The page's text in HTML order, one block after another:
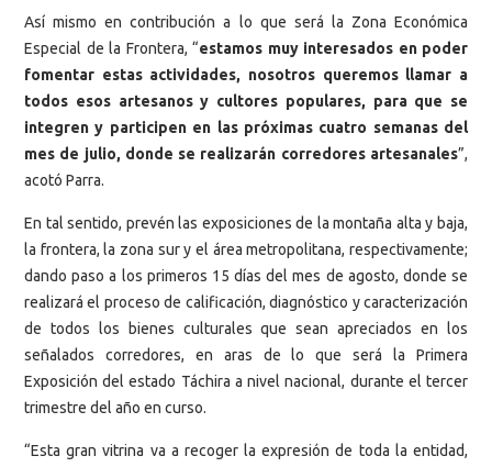
Así mismo en contribución a lo que será la Zona Económica
Especial de la Frontera, “estamos muy interesados en poder
fomentar estas actividades, nosotros queremos llamar a
todos esos artesanos y cultores populares, para que se
integren y participen en las próximas cuatro semanas del
mes de julio, donde se realizarán corredores artesanales”,
acotó Parra.
En tal sentido, prevén las exposiciones de la montaña alta y baja,
la frontera, la zona sur y el área metropolitana, respectivamente;
dando paso a los primeros 15 días del mes de agosto, donde se
realizará el proceso de calificación, diagnóstico y caracterización
de todos los bienes culturales que sean apreciados en los
señalados corredores, en aras de lo que será la Primera
Exposición del estado Táchira a nivel nacional, durante el tercer
trimestre del año en curso.
“Esta gran vitrina va a recoger la expresión de toda la entidad,